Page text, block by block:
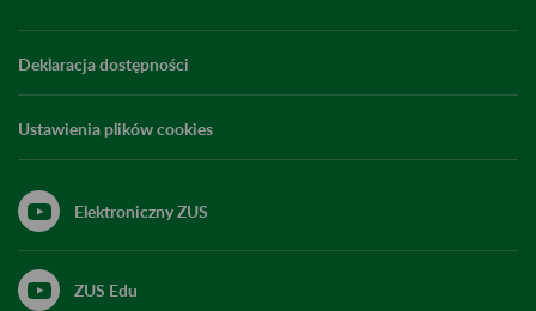
Deklaracja dostępności
Ustawienia plików cookies
Elektroniczny ZUS
ZUS Edu